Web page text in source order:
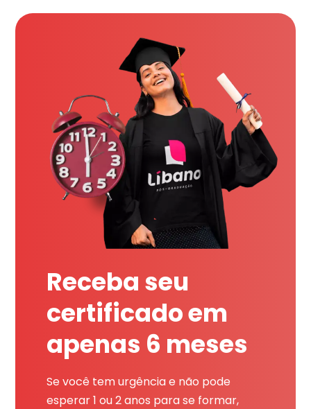
Receba seu
certificado em
apenas 6 meses
Se você tem urgência e não pode
esperar 1 ou 2 anos para se formar,